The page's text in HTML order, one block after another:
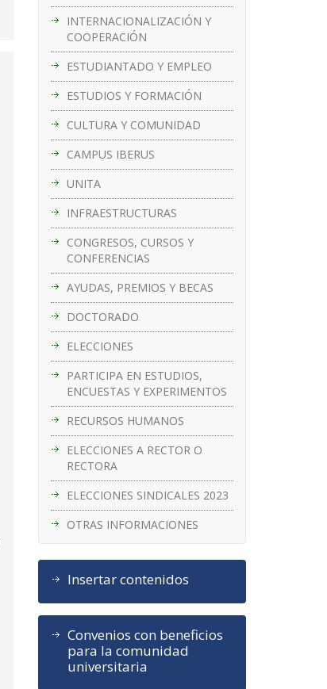
INTERNACIONALIZACIÓN Y
COOPERACIÓN
ESTUDIANTADO Y EMPLEO
ESTUDIOS Y FORMACIÓN
CULTURA Y COMUNIDAD
CAMPUS IBERUS
UNITA
INFRAESTRUCTURAS
CONGRESOS, CURSOS Y
CONFERENCIAS
AYUDAS, PREMIOS Y BECAS
DOCTORADO
ELECCIONES
PARTICIPA EN ESTUDIOS,
ENCUESTAS Y EXPERIMENTOS
RECURSOS HUMANOS
ELECCIONES A RECTOR O
RECTORA
ELECCIONES SINDICALES 2023
OTRAS INFORMACIONES
Insertar contenidos
Convenios con beneficios
para la comunidad
universitaria